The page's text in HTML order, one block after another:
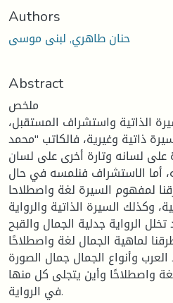
Authors
حنان طاهري, لبنى موسى
Abstract
ملخص
الذاتية واستشراف المستقبل،
ذاتية وغيرية، فالكاتب "محمد
على لسانه وتارة أخرى على لسان
أما الاستشراف فنلمسه في حال
لمفهوم السيرة لغة واصطلاحا
وكذلك السيرة الذاتية والرواية
الرواية جدلية الجمال والقبح
لماهية الجمال لغة واصطلاحًا
وأنواع الجمال جمال الصورة
واصطلاحًا وأين يتجلى كل منها
في الرواية.